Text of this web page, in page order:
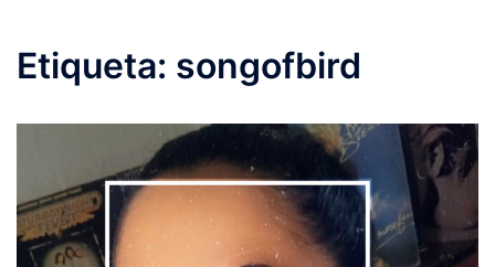
Etiqueta: songofbird